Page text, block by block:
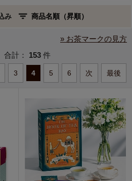
み
» お茶マークの見方
合計： 153 件
3 4 5 6 次 最後